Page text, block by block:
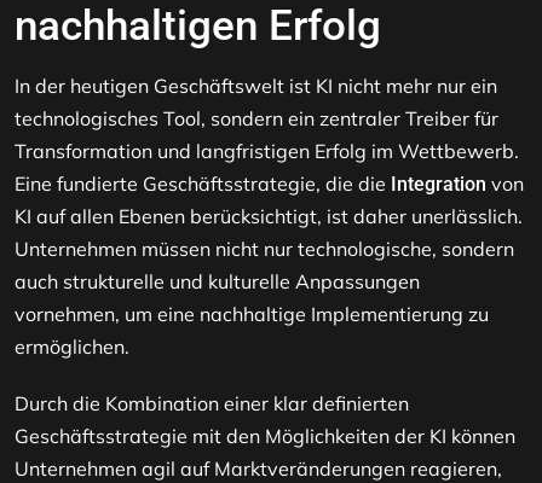
nachhaltigen Erfolg
In der heutigen Geschäftswelt ist KI nicht mehr nur ein
technologisches Tool, sondern ein zentraler Treiber für
Transformation und langfristigen Erfolg im Wettbewerb.
Eine fundierte Geschäftsstrategie, die die Integration von
KI auf allen Ebenen berücksichtigt, ist daher unerlässlich.
Unternehmen müssen nicht nur technologische, sondern
auch strukturelle und kulturelle Anpassungen
vornehmen, um eine nachhaltige Implementierung zu
ermöglichen.
Durch die Kombination einer klar definierten
Geschäftsstrategie mit den Möglichkeiten der KI können
Unternehmen agil auf Marktveränderungen reagieren,